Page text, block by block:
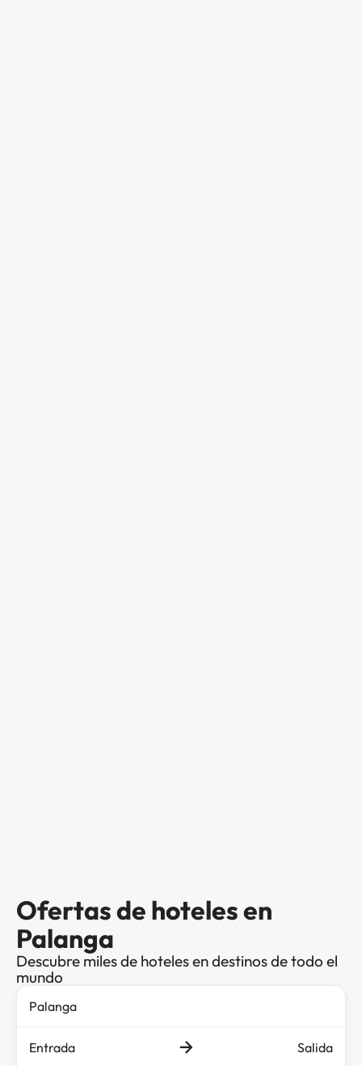
Ofertas de hoteles en
Palanga
Descubre miles de hoteles en destinos de todo el
mundo
Entrada Salida